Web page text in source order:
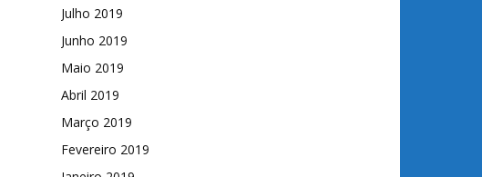
Julho 2019
Junho 2019
Maio 2019
Abril 2019
Março 2019
Fevereiro 2019